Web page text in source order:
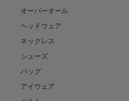
オーバーオール
ヘッドウェア
ネックレス
シューズ
バッグ
アイウェア